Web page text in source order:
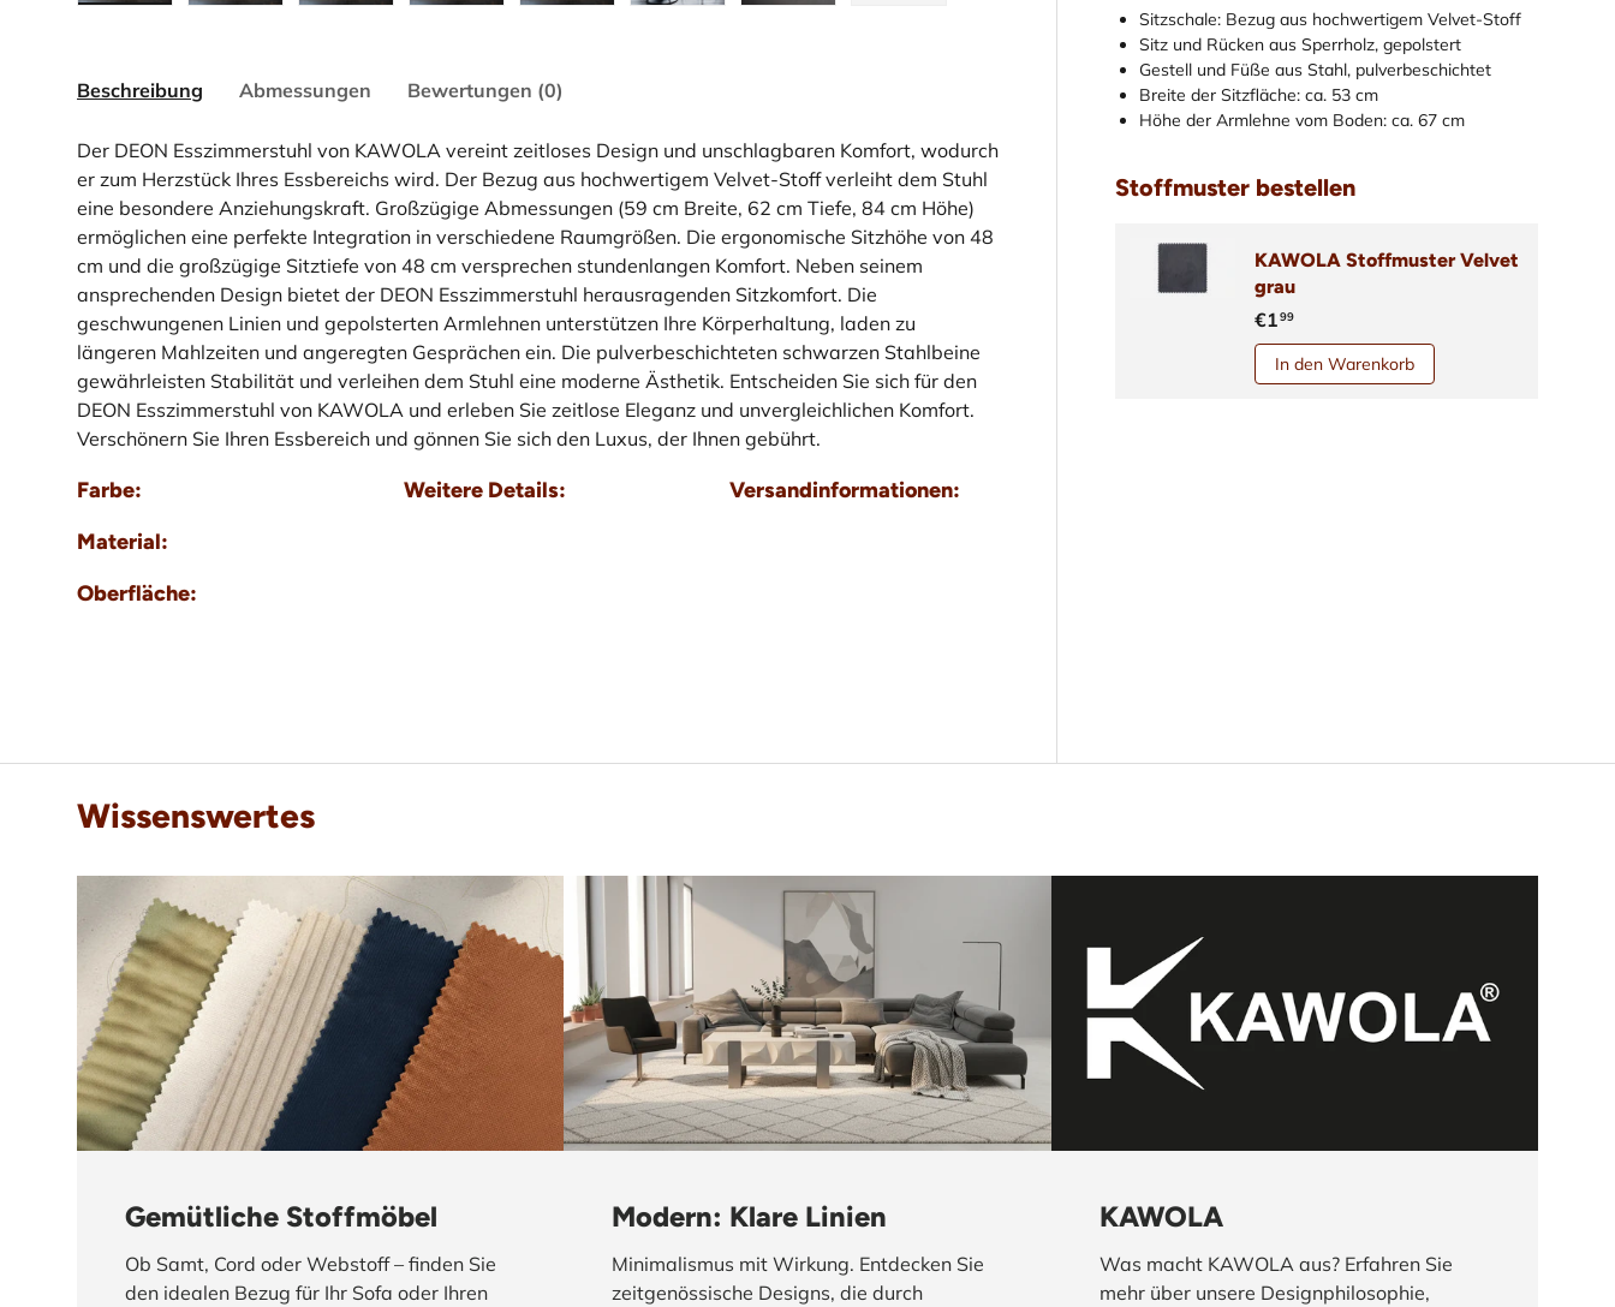
Sitzschale: Bezug aus hochwertigem Velvet-Stoff
Sitz und Rücken aus Sperrholz, gepolstert
Gestell und Füße aus Stahl, pulverbeschichtet
Breite der Sitzfläche: ca. 53 cm
Höhe der Armlehne vom Boden: ca. 67 cm
Stoffmuster bestellen
KAWOLA Stoffmuster Velvet
grau
€199
In den Warenkorb
Beschreibung Abmessungen Bewertungen (0)
Der DEON Esszimmerstuhl von KAWOLA vereint zeitloses Design und unschlagbaren Komfort, wodurch
er zum Herzstück Ihres Essbereichs wird. Der Bezug aus hochwertigem Velvet-Stoff verleiht dem Stuhl
eine besondere Anziehungskraft. Großzügige Abmessungen (59 cm Breite, 62 cm Tiefe, 84 cm Höhe)
ermöglichen eine perfekte Integration in verschiedene Raumgrößen. Die ergonomische Sitzhöhe von 48
cm und die großzügige Sitztiefe von 48 cm versprechen stundenlangen Komfort. Neben seinem
ansprechenden Design bietet der DEON Esszimmerstuhl herausragenden Sitzkomfort. Die
geschwungenen Linien und gepolsterten Armlehnen unterstützen Ihre Körperhaltung, laden zu
längeren Mahlzeiten und angeregten Gesprächen ein. Die pulverbeschichteten schwarzen Stahlbeine
gewährleisten Stabilität und verleihen dem Stuhl eine moderne Ästhetik. Entscheiden Sie sich für den
DEON Esszimmerstuhl von KAWOLA und erleben Sie zeitlose Eleganz und unvergleichlichen Komfort.
Verschönern Sie Ihren Essbereich und gönnen Sie sich den Luxus, der Ihnen gebührt.
Farbe:
Material:
Oberfläche:
Weitere Details: Versandinformationen:
Wissenswertes
Gemütliche Stoffmöbel
Ob Samt, Cord oder Webstoff – finden Sie
den idealen Bezug für Ihr Sofa oder Ihren
Modern: Klare Linien
Minimalismus mit Wirkung. Entdecken Sie
zeitgenössische Designs, die durch
KAWOLA
Was macht KAWOLA aus? Erfahren Sie
mehr über unsere Designphilosophie,